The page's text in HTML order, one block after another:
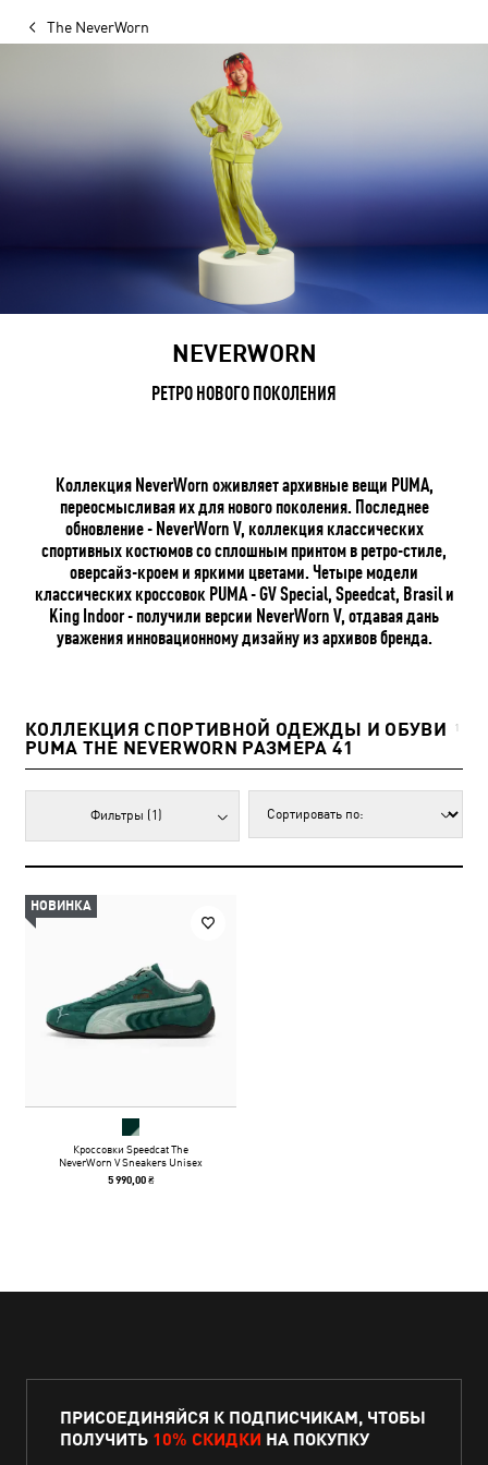
The NeverWorn
NEVERWORN
РЕТРО НОВОГО ПОКОЛЕНИЯ
Коллекция NeverWorn оживляет архивные вещи PUMA,
переосмысливая их для нового поколения. Последнее
обновление - NeverWorn V, коллекция классических
спортивных костюмов со сплошным принтом в ретро-стиле,
оверсайз-кроем и яркими цветами. Четыре модели
классических кроссовок PUMA - GV Special, Speedcat, Brasil и
King Indoor - получили версии NeverWorn V, отдавая дань
уважения инновационному дизайну из архивов бренда.
КОЛЛЕКЦИЯ СПОРТИВНОЙ ОДЕЖДЫ И ОБУВИ
PUMA THE NEVERWORN РАЗМЕРА 41
1
Фильтры (1)
НОВИНКА
Кроссовки Speedcat The
NeverWorn V Sneakers Unisex
5 990,00 ₴
ПРИСОЕДИНЯЙСЯ К ПОДПИСЧИКАМ, ЧТОБЫ
ПОЛУЧИТЬ 10% СКИДКИ НА ПОКУПКУ